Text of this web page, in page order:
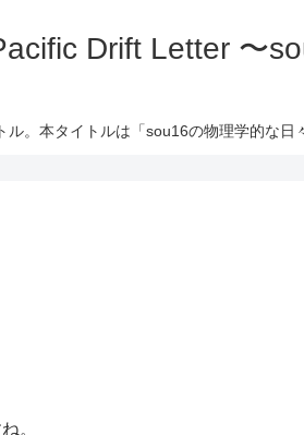
Drift Letter 〜
ル。本タイトルは「sou16の物理学的な日
。